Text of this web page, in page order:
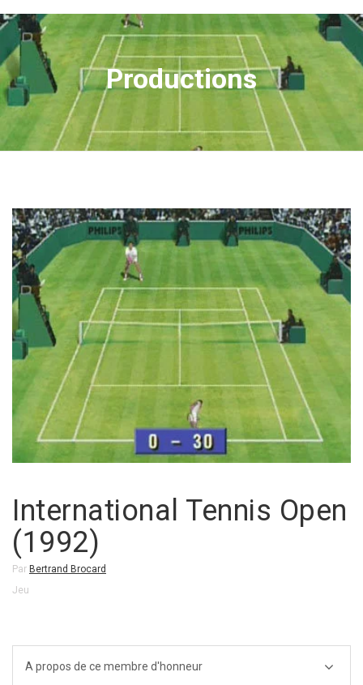
Productions
International Tennis Open
(1992)
Par Bertrand Brocard
Jeu
A propos de ce membre d'honneur